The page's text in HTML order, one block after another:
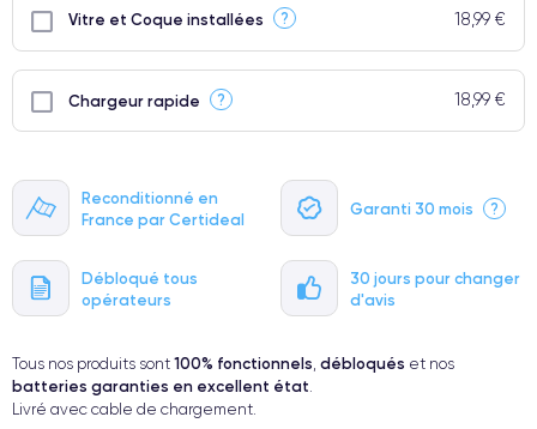
Reconditionné en
France par Certideal
Garanti 30 mois ?
Débloqué tous
opérateurs
30 jours pour changer
d'avis
Vitre et Coque installées ? 18,99 €
Chargeur rapide ? 18,99 €
Tous nos produits sont 100% fonctionnels, débloqués et nos
batteries garanties en excellent état.
Livré avec cable de chargement.